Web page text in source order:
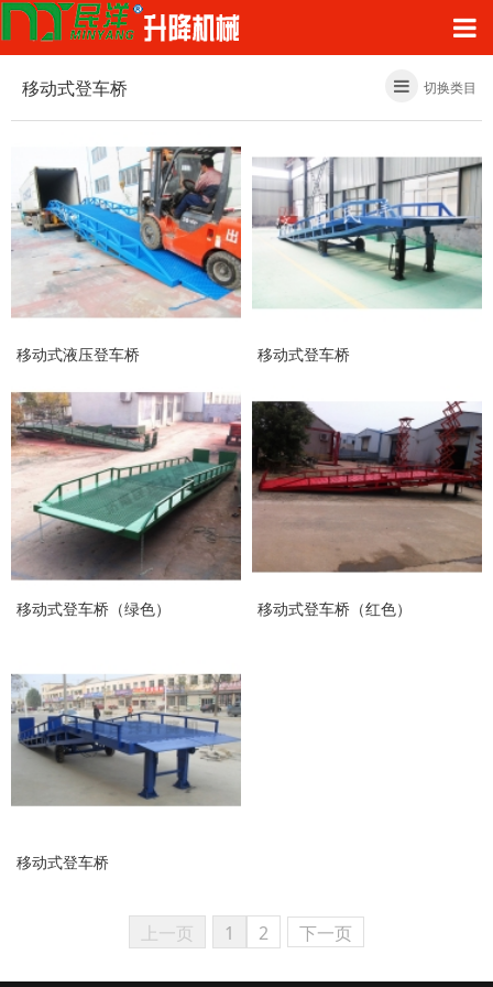
移动式登车桥 切换类目
移动式液压登车桥 移动式登车桥
移动式登车桥（绿色） 移动式登车桥（红色）
移动式登车桥
上一页 1 2 下一页